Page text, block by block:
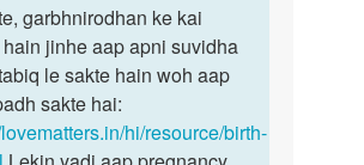
garbhnirodhan ke kai
jinhe aap apni suvidha
le sakte hain woh aap
sakte hai:
hi/resource/birth-